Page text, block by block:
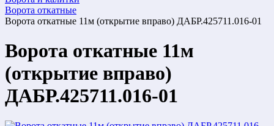
Ворота откатные
Ворота откатные 11м (открытие вправо) ДАБР.425711.016-01
Ворота откатные 11м
(открытие вправо)
ДАБР.425711.016-01